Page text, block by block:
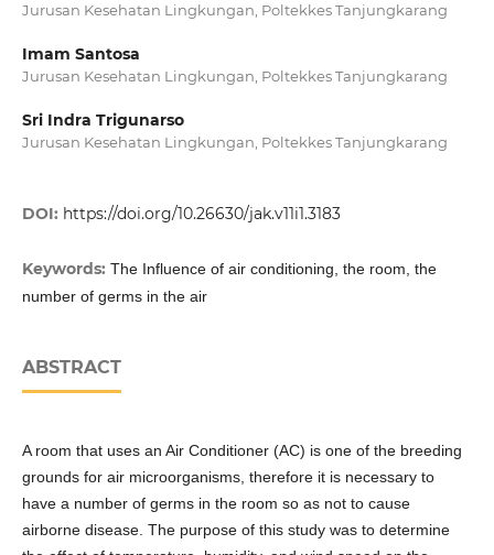
Jurusan Kesehatan Lingkungan, Poltekkes Tanjungkarang
Imam Santosa
Jurusan Kesehatan Lingkungan, Poltekkes Tanjungkarang
Sri Indra Trigunarso
Jurusan Kesehatan Lingkungan, Poltekkes Tanjungkarang
DOI: https://doi.org/10.26630/jak.v11i1.3183
Keywords: The Influence of air conditioning, the room, the
number of germs in the air
ABSTRACT
A room that uses an Air Conditioner (AC) is one of the breeding
grounds for air microorganisms, therefore it is necessary to
have a number of germs in the room so as not to cause
airborne disease. The purpose of this study was to determine